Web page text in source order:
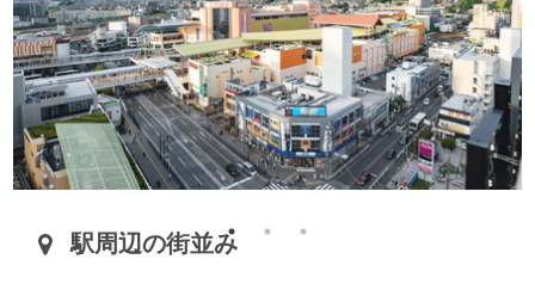
駅周辺の街並み